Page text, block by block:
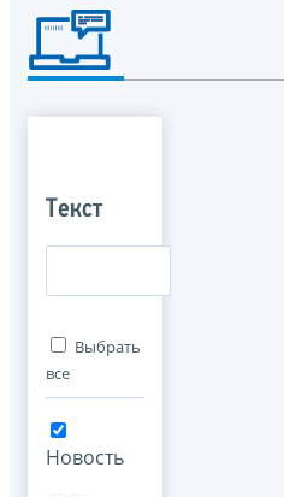
Текст
Выбрать
все
Новость